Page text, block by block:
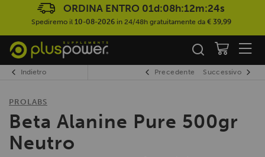
ORDINA ENTRO 01d:08h:12m:23s
Spediremo il 10-08-2026in 24/48h gratuitamente da € 39,99
Indietro Precedente Successivo
PROLABS
Beta Alanine Pure 500gr
Neutro